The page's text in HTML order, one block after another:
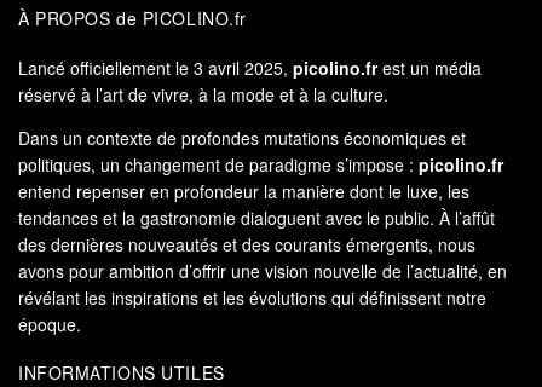
À PROPOS de PICOLINO.fr
Lancé officiellement le 3 avril 2025, picolino.frest un média
réservé à l’art de vivre, à la mode et à la culture.
Dans un contexte de profondes mutations économiques et
politiques, un changement de paradigme s’impose : picolino.fr
entend repenser en profondeur la manière dont le luxe, les
tendances et la gastronomie dialoguent avec le public. À l’affût
des dernières nouveautés et des courants émergents, nous
avons pour ambition d’offrir une vision nouvelle de l’actualité, en
révélant les inspirations et les évolutions qui définissent notre
époque.
INFORMATIONS UTILES